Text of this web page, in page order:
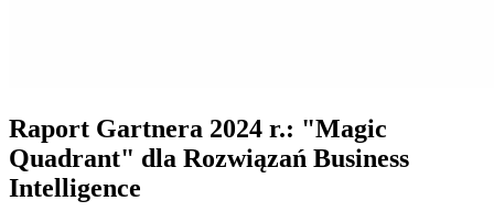
Raport Gartnera 2024 r.: "Magic
Quadrant" dla Rozwiązań Business
Intelligence